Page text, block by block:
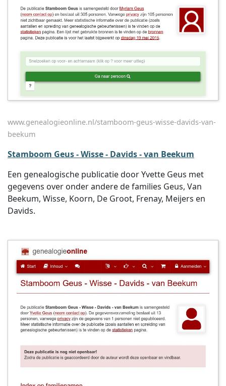
www.genealogieonline.nl/stamboom-geus-wisse-davids-van-
beekum
Stamboom Geus - Wisse - Davids - van Beekum
Een genealogische publicatie door Yvette Geus met
gegevens over onder andere de families Geus, Van
Beekum, Wisse, Koorn, De Groot, Frenay, Meijers en
Davids.